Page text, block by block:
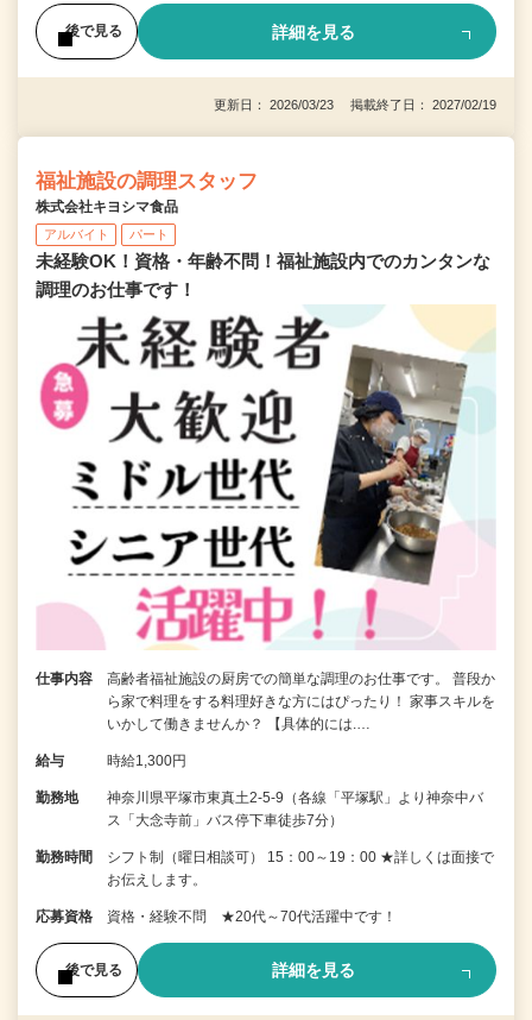
後で見る 詳細を見る
更新日： 2026/03/23 掲載終了日： 2027/02/19
福祉施設の調理スタッフ
株式会社キヨシマ食品
アルバイト パート
未経験OK！資格・年齢不問！福祉施設内でのカンタンな
調理のお仕事です！
仕事内容
高齢者福祉施設の厨房での簡単な調理のお仕事です。 普段か
ら家で料理をする料理好きな方にはぴったり！ 家事スキルを
いかして働きませんか？ 【具体的には.…
給与 時給1,300円
勤務地
神奈川県平塚市東真土2-5-9（各線「平塚駅」より神奈中バ
ス「大念寺前」バス停下車徒歩7分）
勤務時間
シフト制（曜日相談可） 15：00～19：00 ★詳しくは面接で
お伝えします。
応募資格 資格・経験不問 ★20代～70代活躍中です！
後で見る 詳細を見る